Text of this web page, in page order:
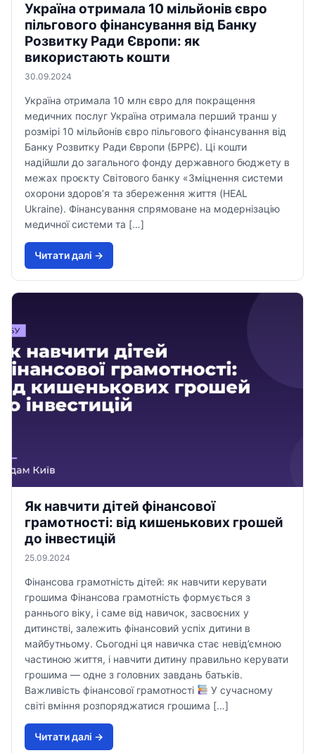
Україна отримала 10 мільйонів євро
пільгового фінансування від Банку
Розвитку Ради Європи: як
використають кошти
30.09.2024
Україна отримала 10 млн євро для покращення
медичних послуг Україна отримала перший транш у
розмірі 10 мільйонів євро пільгового фінансування від
Банку Розвитку Ради Європи (БРРЄ). Ці кошти
надійшли до загального фонду державного бюджету в
межах проєкту Світового банку «Зміцнення системи
охорони здоров’я та збереження життя (HEAL
Ukraine). Фінансування спрямоване на модернізацію
медичної системи та […]
Читати далi →
Як навчити дітей фінансової
грамотності: від кишенькових грошей
до інвестицій
25.09.2024
Фінансова грамотність дітей: як навчити керувати
грошима Фінансова грамотність формується з
раннього віку, і саме від навичок, засвоєних у
дитинстві, залежить фінансовий успіх дитини в
майбутньому. Сьогодні ця навичка стає невід’ємною
частиною життя, і навчити дитину правильно керувати
грошима — одне з головних завдань батьків.
Важливість фінансової грамотності
У сучасному
світі вміння розпоряджатися грошима […]
Читати далi →